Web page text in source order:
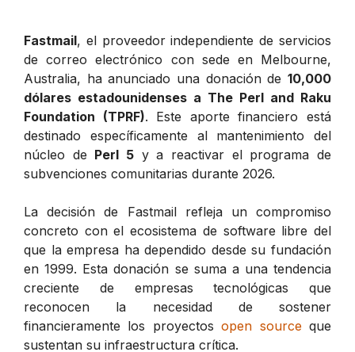
Fastmail, el proveedor independiente de servicios
de correo electrónico con sede en Melbourne,
Australia, ha anunciado una donación de 10,000
dólares estadounidenses a The Perl and Raku
Foundation (TPRF). Este aporte financiero está
destinado específicamente al mantenimiento del
núcleo de Perl 5 y a reactivar el programa de
subvenciones comunitarias durante 2026.
La decisión de Fastmail refleja un compromiso
concreto con el ecosistema de software libre del
que la empresa ha dependido desde su fundación
en 1999. Esta donación se suma a una tendencia
creciente de empresas tecnológicas que
reconocen la necesidad de sostener
financieramente los proyectosopen sourceque
sustentan su infraestructura crítica.